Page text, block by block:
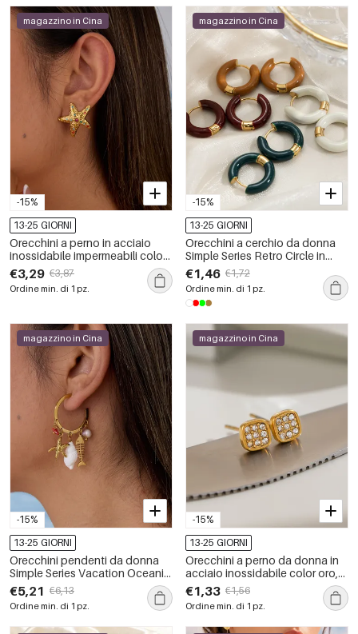
-15%
magazzino in Cina
13-25 GIORNI
Orecchini a perno in acciaio
inossidabile impermeabili color
oro, serie romantica Daily Star
Starfish
€3,29 €3,87
Ordine min. di 1 pz.
-15%
magazzino in Cina
13-25 GIORNI
Orecchini a cerchio da donna
Simple Series Retro Circle in
acciaio inossidabile
impermeabile color oro.
€1,46 €1,72
Ordine min. di 1 pz.
-15%
magazzino in Cina
13-25 GIORNI
Orecchini pendenti da donna
Simple Series Vacation Oceanic
Style Fish Starfish Coral in
acciaio inossidabile
impermeabile
€5,21 €6,13
Ordine min. di 1 pz.
-15%
magazzino in Cina
13-25 GIORNI
Orecchini a perno da donna in
acciaio inossidabile color oro,
impermeabili, dalla forma
geometrica e con zirconi.
€1,33 €1,56
Ordine min. di 1 pz.